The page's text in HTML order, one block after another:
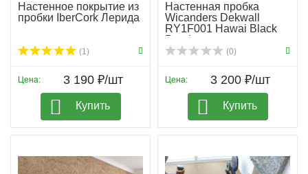
Настенное покрытие из
пробки IberCork Лерида
(1)
Цена: 3 190 ₽/шт
Купить
Настенная пробка
Wicanders Dekwall
RY1F001 Hawai Black
Pearl
(0)
Цена: 3 200 ₽/шт
Купить